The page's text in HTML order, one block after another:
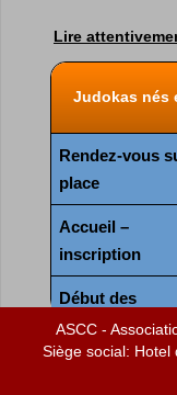
Lire
Judokas nés
Rendez-vous
place
Accueil –
inscription
Début des
rencontres
ASCC -
Siège social: Hotel